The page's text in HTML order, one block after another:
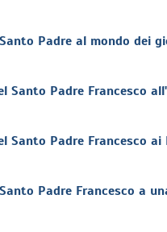
Padre al mondo dei
Santo Padre Francesco
Santo Padre Francesco
Padre Francesco a